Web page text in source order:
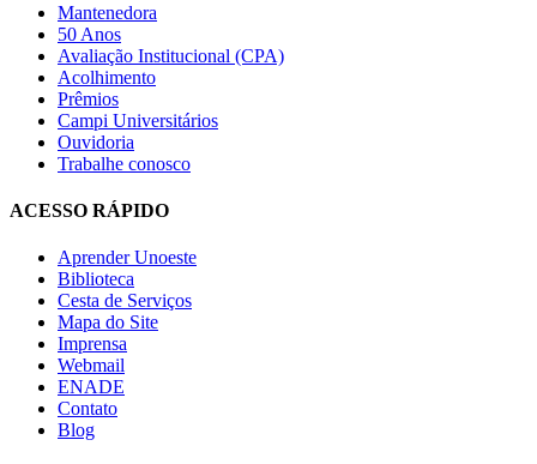
Mantenedora
50 Anos
Avaliação Institucional (CPA)
Acolhimento
Prêmios
Campi Universitários
Ouvidoria
Trabalhe conosco
ACESSO RÁPIDO
Aprender Unoeste
Biblioteca
Cesta de Serviços
Mapa do Site
Imprensa
Webmail
ENADE
Contato
Blog